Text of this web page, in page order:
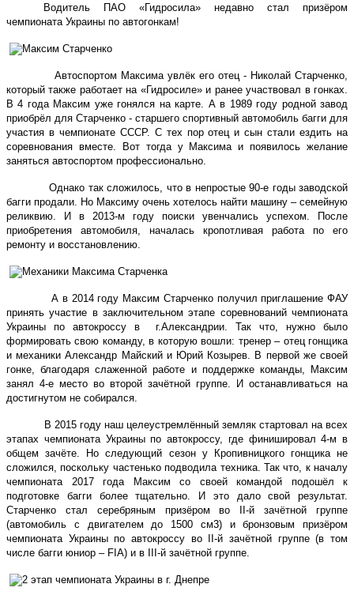
Водитель ПАО «Гидросила» недавно стал призёром
чемпионата Украины по автогонкам!
Автоспортом Максима увлёк его отец - Николай Старченко,
который также работает на «Гидросиле» и ранее участвовал в гонках.
В 4 года Максим уже гонялся на карте. А в 1989 году родной завод
приобрёл для Старченко - старшего спортивный автомобиль багги для
участия в чемпионате СССР. С тех пор отец и сын стали ездить на
соревнования вместе. Вот тогда у Максима и появилось желание
заняться автоспортом профессионально.
Однако так сложилось, что в непростые 90-е годы заводской
багги продали. Но Максиму очень хотелось найти машину – семейную
реликвию. И в 2013-м году поиски увенчались успехом. После
приобретения автомобиля, началась кропотливая работа по его
ремонту и восстановлению.
А в 2014 году Максим Старченко получил приглашение ФАУ
принять участие в заключительном этапе соревнований чемпионата
Украины по автокроссу в
г.Александрии. Так что, нужно было
формировать свою команду, в которую вошли: тренер – отец гонщика
и механики Александр Майский и Юрий Козырев. В первой же своей
гонке, благодаря слаженной работе и поддержке команды, Максим
занял 4-е место во второй зачётной группе. И останавливаться на
достигнутом не собирался.
В 2015 году наш целеустремлённый земляк стартовал на всех
этапах чемпионата Украины по автокроссу, где финишировал 4-м в
общем зачёте. Но следующий сезон у Кропивницкого гонщика не
сложился, поскольку частенько подводила техника. Так что, к началу
чемпионата 2017 года Максим со своей командой подошёл к
подготовке багги более тщательно. И это дало свой результат.
Старченко стал серебряным призёром во ІІ-й зачётной группе
(автомобиль с двигателем до 1500 см3) и бронзовым призёром
чемпионата Украины по автокроссу во ІІ-й зачётной группе (в том
числе багги юниор – FIA) и в ІІІ-й зачётной группе.